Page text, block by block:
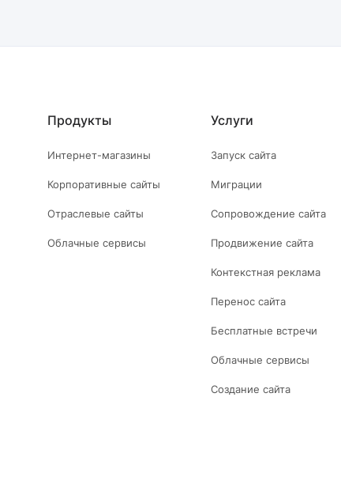
Продукты
Интернет-магазины
Корпоративные сайты
Отраслевые сайты
Облачные сервисы
Услуги
Запуск сайта
Миграции
Сопровождение сайта
Продвижение сайта
Контекстная реклама
Перенос сайта
Бесплатные встречи
Облачные сервисы
Создание сайта